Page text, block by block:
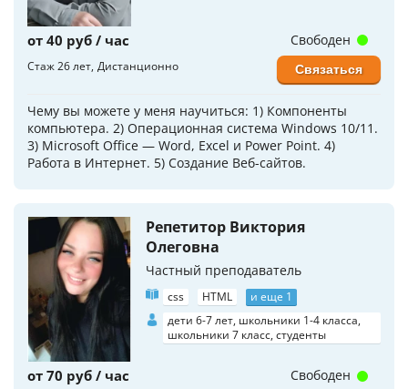
от 40 руб / час
Стаж 26 лет Дистанционно
Чему вы можете у меня научиться: 1) Компоненты
компьютера. 2) Операционная система Windows 10/11.
3) Microsoft Office — Word, Excel и Power Point. 4)
Работа в Интернет. 5) Создание Веб-сайтов.
Свободен
Связаться
Репетитор Виктория
Олеговна
Частный преподаватель
css HTML
и еще 1
дети 6-7 лет, школьники 1-4 класса,
школьники 7 класс, студенты
от 70 руб / час Свободен